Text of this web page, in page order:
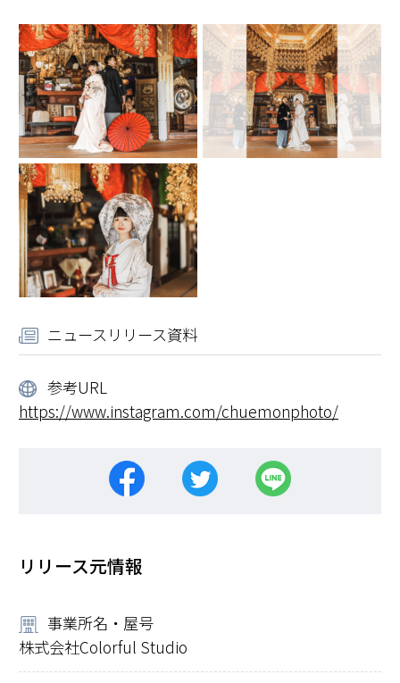
ニュースリリース資料
参考URL
https://www.instagram.com/chuemonphoto/
リリース元情報
事業所名・屋号
株式会社Colorful Studio